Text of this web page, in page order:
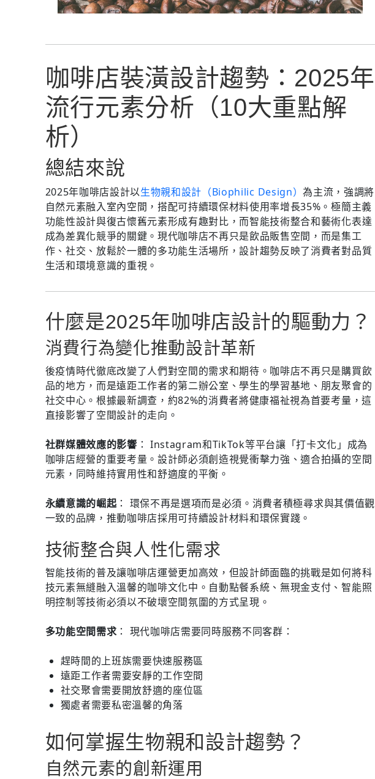
咖啡店裝潢設計趨勢：2025年
流行元素分析（10大重點解
析）
總結來說
2025年咖啡店設計以生物親和設計（Biophilic Design）為主流，強調將
自然元素融入室內空間，搭配可持續環保材料使用率增長35%。極簡主義
功能性設計與復古懷舊元素形成有趣對比，而智能技術整合和藝術化表達
成為差異化競爭的關鍵。現代咖啡店不再只是飲品販售空間，而是集工
作、社交、放鬆於一體的多功能生活場所，設計趨勢反映了消費者對品質
生活和環境意識的重視。
什麼是2025年咖啡店設計的驅動力？
消費行為變化推動設計革新
後疫情時代徹底改變了人們對空間的需求和期待。咖啡店不再只是購買飲
品的地方，而是遠距工作者的第二辦公室、學生的學習基地、朋友聚會的
社交中心。根據最新調查，約82%的消費者將健康福祉視為首要考量，這
直接影響了空間設計的走向。
社群媒體效應的影響 ： Instagram和TikTok等平台讓「打卡文化」成為
咖啡店經營的重要考量。設計師必須創造視覺衝擊力強、適合拍攝的空間
元素，同時維持實用性和舒適度的平衡。
永續意識的崛起： 環保不再是選項而是必須。消費者積極尋求與其價值觀
一致的品牌，推動咖啡店採用可持續設計材料和環保實踐。
技術整合與人性化需求
智能技術的普及讓咖啡店運營更加高效，但設計師面臨的挑戰是如何將科
技元素無縫融入溫馨的咖啡文化中。自動點餐系統、無現金支付、智能照
明控制等技術必須以不破壞空間氛圍的方式呈現。
多功能空間需求 ： 現代咖啡店需要同時服務不同客群：
趕時間的上班族需要快速服務區
遠距工作者需要安靜的工作空間
社交聚會需要開放舒適的座位區
獨處者需要私密溫馨的角落
如何掌握生物親和設計趨勢？
自然元素的創新運用